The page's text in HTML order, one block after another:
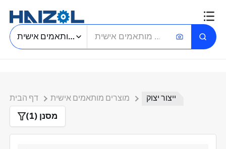
חיפוש חלקים מותאמים אישית
דף הבית מוצרים מותאמים אישית ייצור יצוק
מסנן (1)